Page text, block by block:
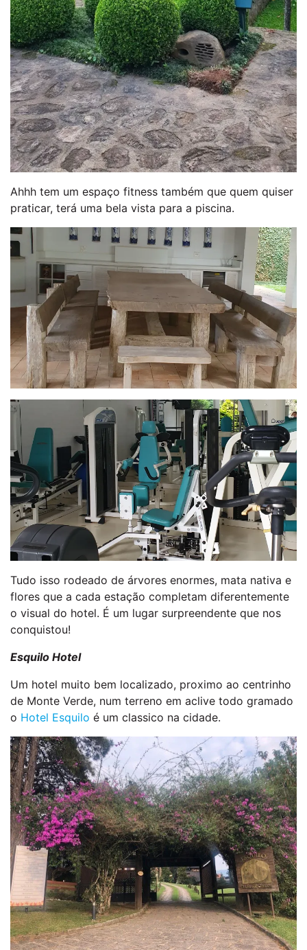
Ahhh tem um espaço fitness também que quem quiser
praticar, terá uma bela vista para a piscina.
Tudo isso rodeado de árvores enormes, mata nativa e
flores que a cada estação completam diferentemente
o visual do hotel. É um lugar surpreendente que nos
conquistou!
Esquilo Hotel
Um hotel muito bem localizado, proximo ao centrinho
de Monte Verde, num terreno em aclive todo gramado
o Hotel Esquilo é um classico na cidade.